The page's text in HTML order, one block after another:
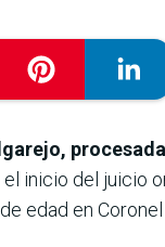
inicio del juicio
edad en